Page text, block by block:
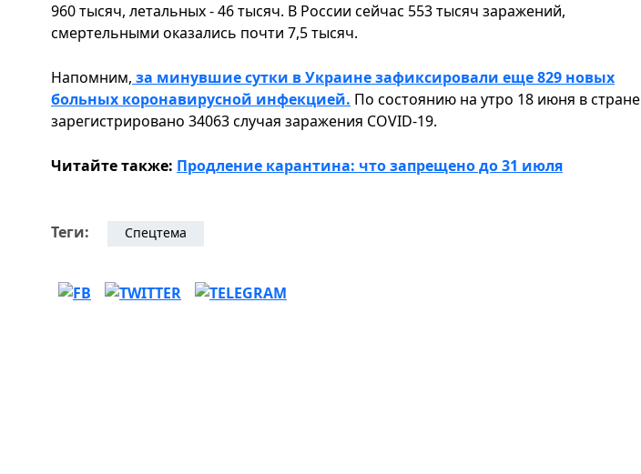
960 тысяч, летальных - 46 тысяч. В России сейчас 553 тысяч заражений,
смертельными оказались почти 7,5 тысяч.
Напомним, за минувшие сутки в Украине зафиксировали еще 829 новых
больных коронавирусной инфекцией. По состоянию на утро 18 июня в стране
зарегистрировано 34063 случая заражения COVID-19.
Читайте также: Продление карантина: что запрещено до 31 июля
Теги: Спецтема